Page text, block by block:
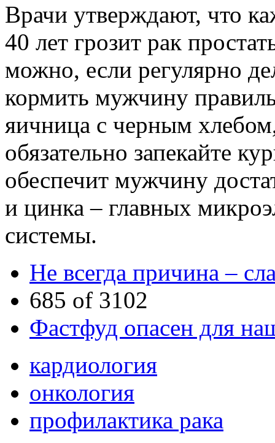
Врачи утверждают, что
40 лет грозит рак
можно, если регулярно
кормить мужчину
яичница с черным
обязательно запекайте
обеспечит мужчину
и цинка – главных
системы.
Не всегда причина –
685 of 3102
Фастфуд опасен для
кардиология
онкология
профилактика рака